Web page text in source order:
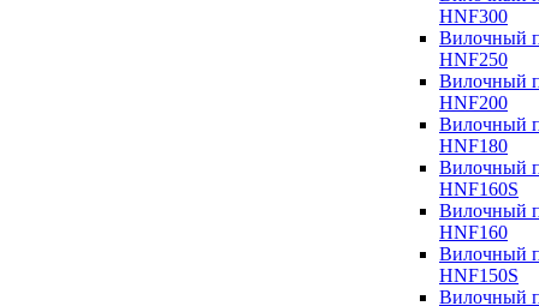
HNF300
Вилочный
HNF250
Вилочный
HNF200
Вилочный
HNF180
Вилочный
HNF160S
Вилочный
HNF160
Вилочный
HNF150S
Вилочный